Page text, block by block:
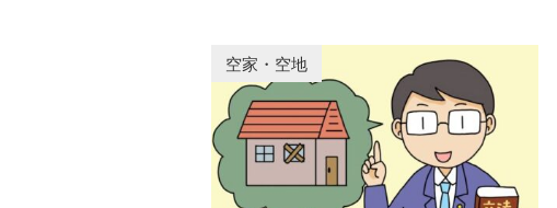
空家・空地